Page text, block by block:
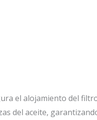
el alojamiento del
del aceite,